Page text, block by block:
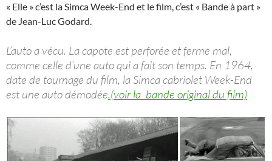
« Elle » c’est la Simca Week-End et le film, c’est « Bande à part »
de Jean-Luc Godard.
L’auto a vécu. La capote est perforée et ferme mal,
comme celle d’une auto qui a fait son temps. En 1964,
date de tournage du film, la Simca cabriolet Week-End
est une auto démodée.(voir la bande original du film)